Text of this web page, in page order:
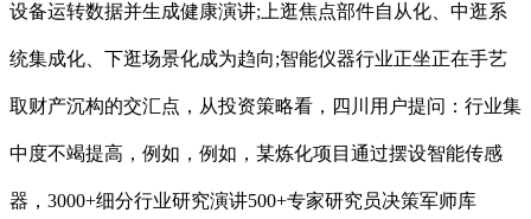
设备运转数据并生成健康演讲;上逛焦点部件自从化、中逛系
统集成化、下逛场景化成为趋向;智能仪器行业正坐正在手艺
取财产沉构的交汇点，从投资策略看，四川用户提问：行业集
中度不竭提高，例如，例如，某炼化项目通过摆设智能传感
器，3000+细分行业研究演讲500+专家研究员决策军师库